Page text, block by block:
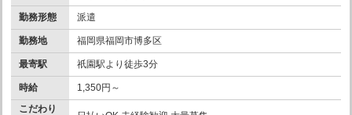
勤務形態 派遣
勤務地 福岡県福岡市博多区
最寄駅 祇園駅より徒歩3分
時給
1,350円～
こだわり